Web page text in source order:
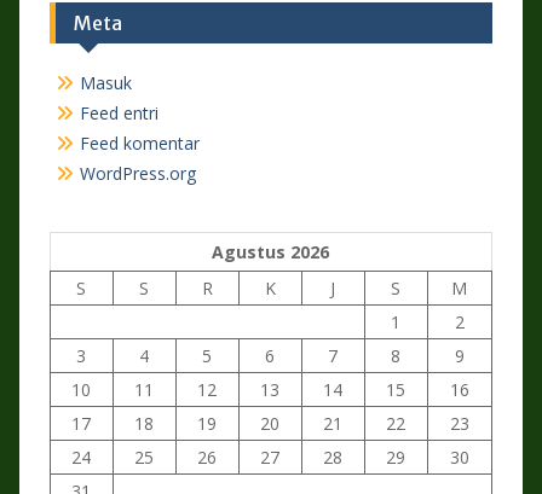
Meta
Masuk
Feed entri
Feed komentar
WordPress.org
Agustus 2026
S
S R K J S
M
1
2
3
4 5 6 7 8
9
10
11 12 13 14 15
16
17
18 19 20 21 22
23
24
25 26 27 28 29
30